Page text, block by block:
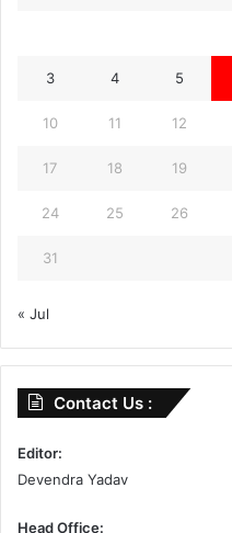
3 4 5
10 11 12
17 18 19
24 25 26
31
« Jul
Contact Us :
Editor:
Devendra Yadav
Head Office: